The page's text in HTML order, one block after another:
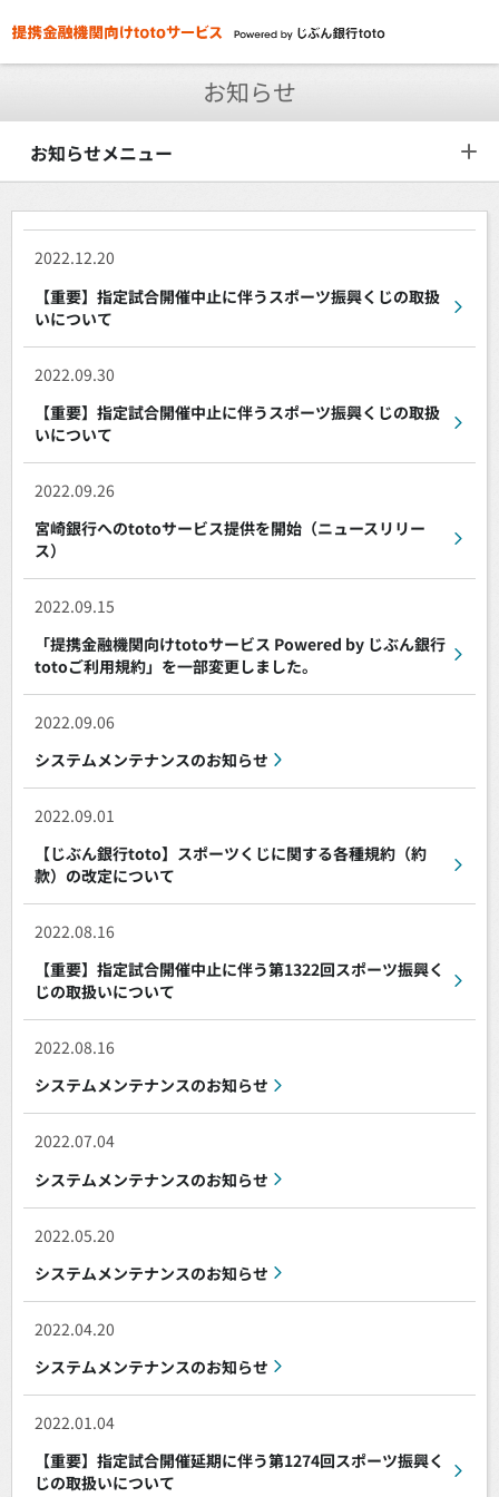
お知らせ
お知らせメニュー
2022.12.20
【重要】指定試合開催中止に伴うスポーツ振興くじの取扱
いについて
2022.09.30
【重要】指定試合開催中止に伴うスポーツ振興くじの取扱
いについて
2022.09.26
宮崎銀行へのtotoサービス提供を開始（ニュースリリー
ス）
2022.09.15
「提携金融機関向けtotoサービス Powered by じぶん銀行
totoご利用規約」を一部変更しました。
2022.09.06
システムメンテナンスのお知らせ
2022.09.01
【じぶん銀行toto】スポーツくじに関する各種規約（約
款）の改定について
2022.08.16
【重要】指定試合開催中止に伴う第1322回スポーツ振興く
じの取扱いについて
2022.08.16
システムメンテナンスのお知らせ
2022.07.04
システムメンテナンスのお知らせ
2022.05.20
システムメンテナンスのお知らせ
2022.04.20
システムメンテナンスのお知らせ
2022.01.04
【重要】指定試合開催延期に伴う第1274回スポーツ振興く
じの取扱いについて